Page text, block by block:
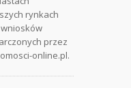
rynkach
wniosków
przez
online.pl.